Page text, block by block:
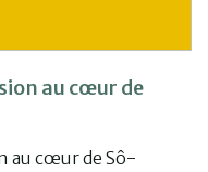
au cœur de
au cœur de Sô-